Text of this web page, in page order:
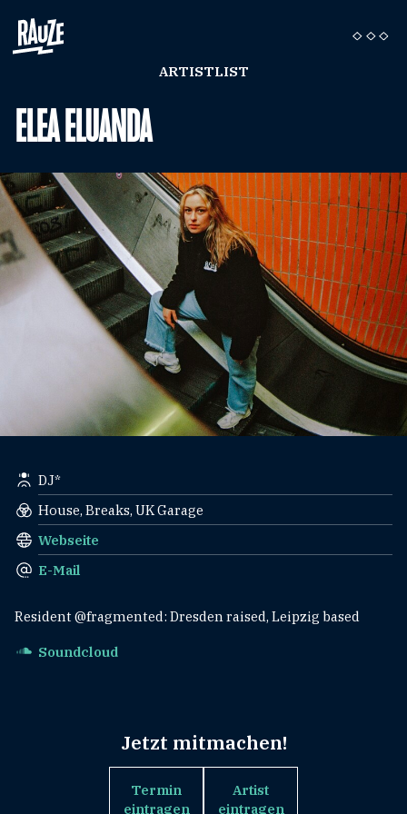
ARTISTLIST
ELEA ELUANDA
DJ*
House, Breaks, UK Garage
Webseite
E-Mail
Resident @fragmented: Dresden raised, Leipzig based
Soundcloud
Jetzt mitmachen!
Termin
eintragen
Artist
eintragen